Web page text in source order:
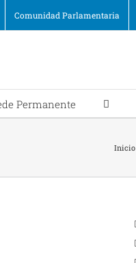
Comunidad Parlamentaria
Permanente
Inicio